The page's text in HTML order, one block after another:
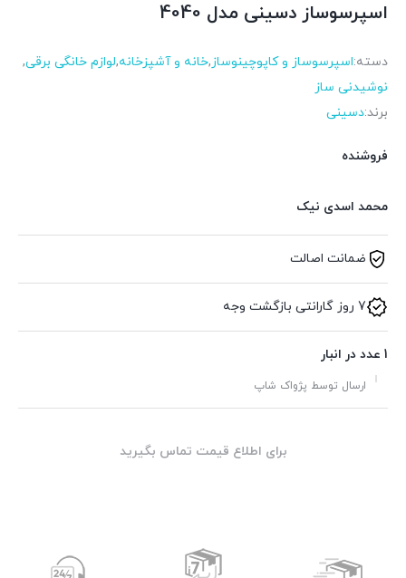
اسپرسوساز دسینی مدل 4040
دسته:اسپرسوساز و کاپوچینوساز,خانه و آشپزخانه,لوازم خانگی برقی,
نوشیدنی ساز
برند:دسینی
فروشنده
محمد اسدی نیک
ضمانت اصالت
7 روز گارانتی بازگشت وجه
1 عدد در انبار
ارسال توسط پژواک شاپ
برای اطلاع قیمت تماس بگیرید